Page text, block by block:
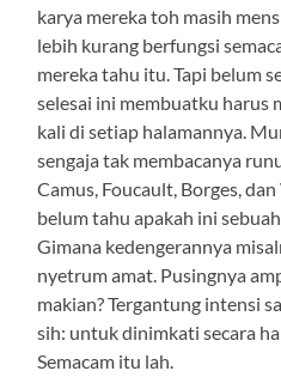
karya mereka toh masih
lebih kurang berfungsi
mereka tahu itu. Tapi belum
selesai ini membuatku harus
kali di setiap halamannya.
sengaja tak membacanya
Camus, Foucault, Borges,
belum tahu apakah ini
Gimana kedengerannya
nyetrum amat. Pusingnya
makian? Tergantung intensi
sih: untuk dinimkati secara
Semacam itu lah.